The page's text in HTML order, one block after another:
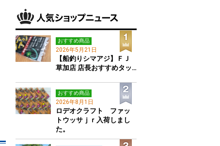
おすすめ商品
2026年5月21日
【船釣りシマアジ】ＦＪ
草加店 店長おすすめタッ…
おすすめ商品
2026年8月1日
ロデオクラフト ファッ
トウッサｊｒ入荷しまし
た。